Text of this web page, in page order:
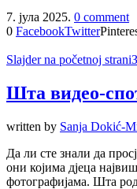
7. јула 2025. 0 comment
0 FacebookTwitter
Slajder na početnoj strani
Шта видео-
written by Sanja Dokić-
Да ли сте знали да
они којима дјеца
фотографијама. Шта